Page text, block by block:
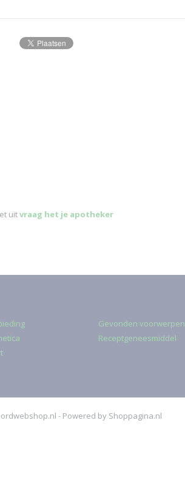
uitvraag het je apotheker
Gevonden voorwerpen
Receptgeneesmiddel
- Powered by Shoppagina.nl